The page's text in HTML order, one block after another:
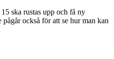
ska rustas upp och få ny
också för att se hur man kan